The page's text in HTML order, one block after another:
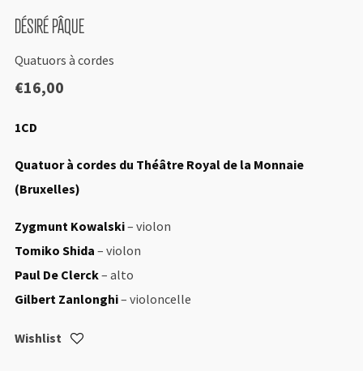
DÉSIRÉ PÂQUE
Quatuors à cordes
€16,00
1CD
Quatuor à cordes du Théâtre Royal de la Monnaie
(Bruxelles)
Zygmunt Kowalski– violon
Tomiko Shida – violon
Paul De Clerck– alto
Gilbert Zanlonghi– violoncelle
Wishlist